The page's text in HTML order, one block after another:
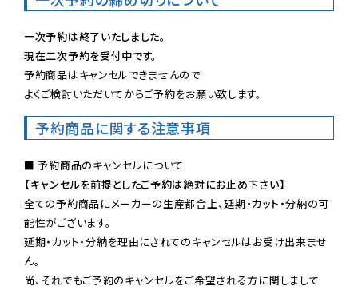
一次予約は終了いたしました。
現在二次予約を受付中です。
予約商品はキャンセルできませんので
よくご検討いただいてからご予約をお願い致します。
予約商品に関する注意事項
【キャンセルを前提としたご予約は絶対にお止め下さい】
全ての予約商品にメーカーの生産都合上、延期・カット・分納の可
能性がございます。
延期・カット・分納を理由にされてのキャンセルはお受け出来ませ
ん。
尚、それでもご予約のキャンセルをご希望される方に関しまして